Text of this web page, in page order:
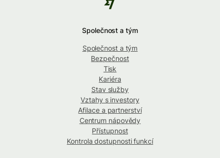
Společnost a tým
Společnost a tým
Bezpečnost
Tisk
Kariéra
Stav služby
Vztahy s investory
Afilace a partnerství
Centrum nápovědy
Přístupnost
Kontrola dostupnosti funkcí